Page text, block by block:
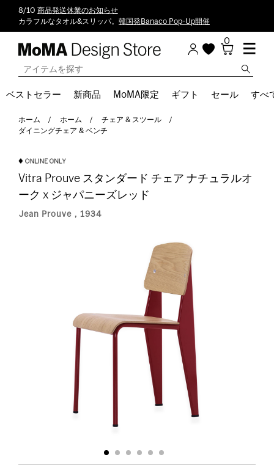
8/10 商品発送休業のお知らせ
カラフルなタオル&スリッパ。 韓国発Banaco Pop-Up開催
0
ベストセラー 新商品 MoMA限定 ギフト セール すべ
ホーム ホーム
チェア & スツール
ダイニングチェア & ベンチ
Vitra Prouve スタンダード チェア ナチュラルオ
ーク x ジャパニーズレッド
Jean Prouve，1934